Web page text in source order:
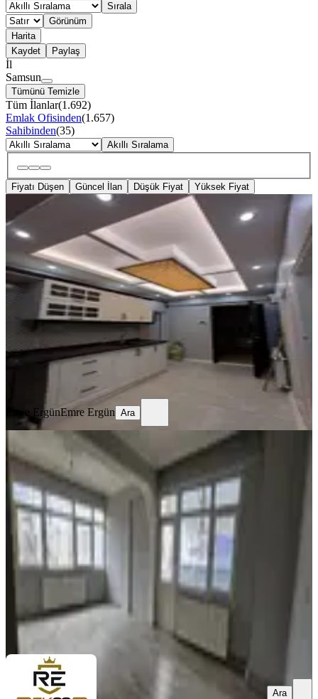
Sırala
Görünüm
Harita
Kaydet
Paylaş
İl
Samsun
Tümünü Temizle
Tüm İlanlar(1.692)
Emlak Ofisinden(1.657)
Sahibinden(35)
Akıllı Sıralama
Fiyatı Düşen Güncel İlan Düşük Fiyat Yüksek Fiyat
ÖNE ÇIKAN
6
Samsun Atakum Mevlana
Mahallesi'nde Giriş Kat Temiz 2+1
Kiralık Daire
Samsun, Atakum
2+1
·100 m²·Düz Giriş (Zemin)·22.07.2026
16.500 ₺17.500 ₺
Emre ErgünEmre Ergün
Emre ErgünEmre Ergün Ara
ÖNE ÇIKAN
%
Rekoor Emlaktan Anneler Parkı
Yakını 2+1 Kiralık Daire
Samsun, İlkadım
2+1· 3. Kat·16.07.2026
REKOOR EMLAK DANIŞMANLIK SEDA ŞANCI MERAL
Ara